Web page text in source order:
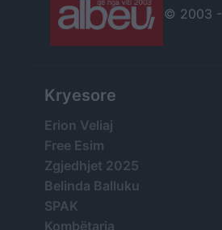
© 2003 -
Kryesore
Erion Veliaj
Free Esim
Zgjedhjet 2025
Belinda Balluku
SPAK
Kombëtarja